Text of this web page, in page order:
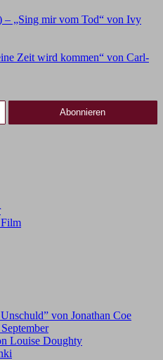
– „Sing mir vom Tod“ von Ivy
Zeit wird kommen“ von Carl-
Abonnieren
von Jonathan Coe
Louise Doughty